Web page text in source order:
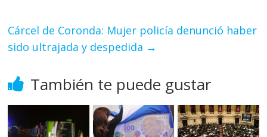
Cárcel de Coronda: Mujer policía denunció haber
sido ultrajada y despedida →
También te puede gustar